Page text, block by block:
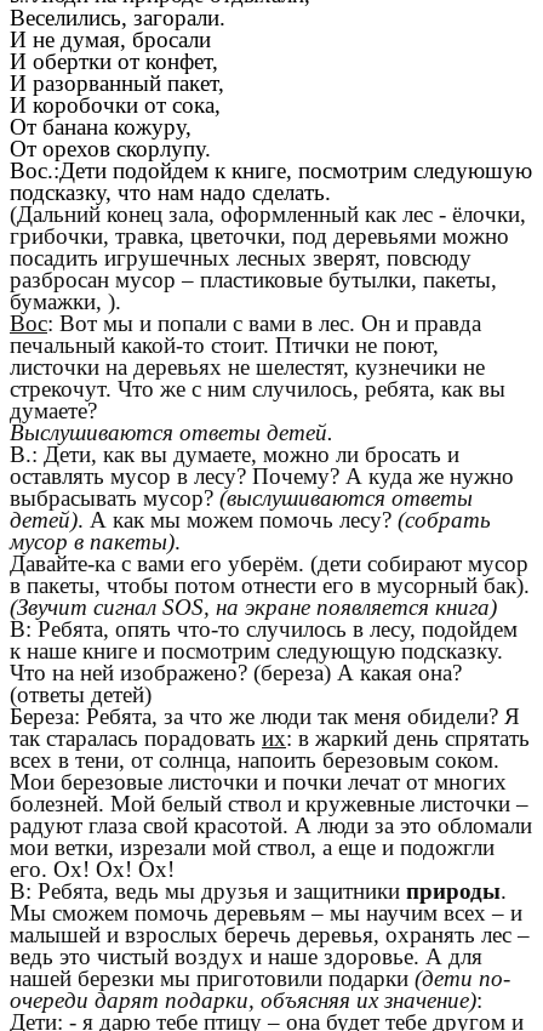
Веселились, загорали.
И не думая, бросали
И обертки от конфет,
И разорванный пакет,
И коробочки от сока,
От банана кожуру,
От орехов скорлупу.
Вос.:Дети подойдем к книге, посмотрим следуюшую
подсказку, что нам надо сделать.
(Дальний конец зала, оформленный как лес - ёлочки,
грибочки, травка, цветочки, под деревьями можно
посадить игрушечных лесных зверят, повсюду
разбросан мусор – пластиковые бутылки, пакеты,
бумажки, ).
Вос: Вот мы и попали с вами в лес. Он и правда
печальный какой-то стоит. Птички не поют,
листочки на деревьях не шелестят, кузнечики не
стрекочут. Что же с ним случилось, ребята, как вы
думаете?
Выслушиваются ответы детей.
В.: Дети, как вы думаете, можно ли бросать и
оставлять мусор в лесу? Почему? А куда же нужно
выбрасывать мусор? (выслушиваются ответы
детей). А как мы можем помочь лесу? (собрать
мусор в пакеты).
Давайте-ка с вами его уберём. (дети собирают мусор
в пакеты, чтобы потом отнести его в мусорный бак).
(Звучит сигнал SOS, на экране появляется книга)
В: Ребята, опять что-то случилось в лесу, подойдем
к наше книге и посмотрим следующую подсказку.
Что на ней изображено? (береза) А какая она?
(ответы детей)
Береза: Ребята, за что же люди так меня обидели? Я
так старалась порадовать их: в жаркий день спрятать
всех в тени, от солнца, напоить березовым соком.
Мои березовые листочки и почки лечат от многих
болезней. Мой белый ствол и кружевные листочки –
радуют глаза свой красотой. А люди за это обломали
мои ветки, изрезали мой ствол, а еще и подожгли
его. Ох! Ох! Ох!
В: Ребята, ведь мы друзья и защитники природы.
Мы сможем помочь деревьям – мы научим всех – и
малышей и взрослых беречь деревья, охранять лес –
ведь это чистый воздух и наше здоровье. А для
нашей березки мы приготовили подарки (дети по-
очереди дарят подарки, объясняя их значение):
Дети: - я дарю тебе птицу – она будет тебе другом и